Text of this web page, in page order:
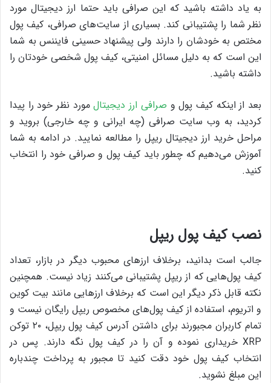
به یاد داشته باشید که این صرافی باید حتما ارز دیجیتال مورد
نظر شما را پشتیبانی کند. بسیاری از سایت‌های صرافی، کیف پول
مختص به خودشان را دارند ولی پیشنهاد حسینی فایننس به شما
این است که به دلیل مسائل امنیتی، کیف پول شخصی خودتان را
داشته باشید.
بعد از اینکه کیف پول و صرافی ارز دیجیتالمورد نظر خود را پیدا
کردید، به وب سایت صرافی (چه ایرانی و چه خارجی) بروید و
مراحل خرید ارز دیجیتال ریپل را مطالعه نمایید. در ادامه به شما
آموزش می‌دهیم که چطور باید کیف پول و صرافی خود را انتخاب
کنید.
نصب کیف پول ریپل
جالب است بدانید، برخلاف ارزهای محبوب دیگر در بازار، تعداد
کیف پول‌هایی که از ریپل پشتیبانی می‌کنند زیاد نیست. همچنین
نکته‌ قابل ذکر دیگر این است که برخلاف ارزهایی مانند بیت کوین
و اتریوم، استفاده از کیف پول‌های مخصوص ریپل رایگان نیست و
تمام کاربران مجبورند برای داشتن آدرس کیف پول ریپل، ۲۰ توکن
XRP خریداری نموده و آن را در کیف پول نگه دارند. پس در
انتخاب کیف پول خود دقت کنید تا مجبور به پرداخت چندباره‌
این مبلغ نشوید.